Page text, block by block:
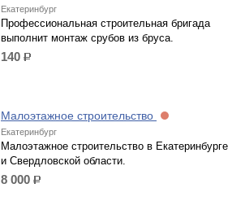
Екатеринбург
Профессиональная строительная бригада
выполнит монтаж срубов из бруса.
140 р.
Малоэтажное строительство
Екатеринбург
Малоэтажное строительство в Екатеринбурге
и Свердловской области.
8 000 р.